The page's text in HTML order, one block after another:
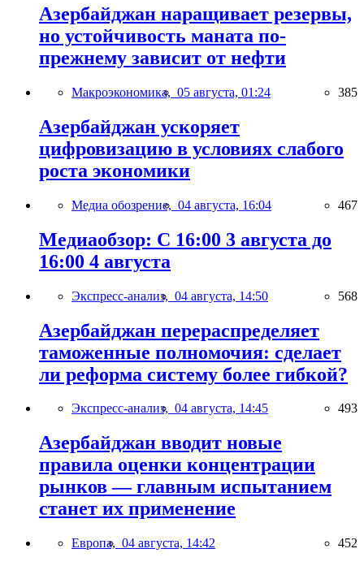
Азербайджан наращивает резервы,
но устойчивость маната по-
прежнему зависит от нефти
Макроэкономика, 05 августа, 01:24 385
Азербайджан ускоряет
цифровизацию в условиях слабого
роста экономики
Медиа обозрение, 04 августа, 16:04 467
Медиаобзор: С 16:00 3 августа до
16:00 4 августа
Экспресс-анализ, 04 августа, 14:50 568
Азербайджан перераспределяет
таможенные полномочия: сделает
ли реформа систему более гибкой?
Экспресс-анализ, 04 августа, 14:45 493
Азербайджан вводит новые
правила оценки концентрации
рынков — главным испытанием
станет их применение
Европа, 04 августа, 14:42 452